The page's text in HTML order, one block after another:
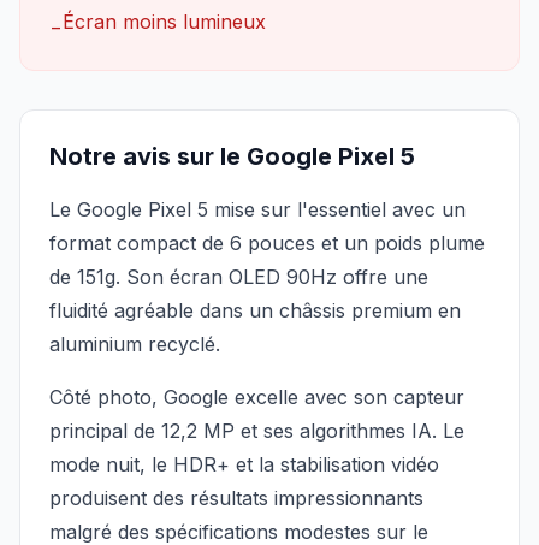
−Écran moins lumineux
Notre avis sur le Google Pixel 5
Le Google Pixel 5 mise sur l'essentiel avec un
format compact de 6 pouces et un poids plume
de 151g. Son écran OLED 90Hz offre une
fluidité agréable dans un châssis premium en
aluminium recyclé.
Côté photo, Google excelle avec son capteur
principal de 12,2 MP et ses algorithmes IA. Le
mode nuit, le HDR+ et la stabilisation vidéo
produisent des résultats impressionnants
malgré des spécifications modestes sur le